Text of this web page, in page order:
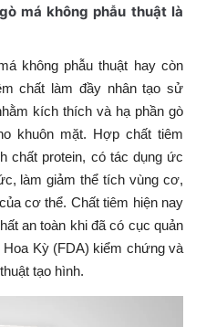
má không phẫu thuậtlà
không phẫu thuật hay còn
chất làm đầy nhân tạo sử
kích thích và hạ phần gò
khuôn mặt. Hợp chất tiêm
chất protein, có tác dụng ức
làm giảm thể tích vùng cơ,
cơ thể. Chất tiêm hiện nay
an toàn khi đã có cục quản
Kỳ (FDA) kiểm chứng và
tạo hình.